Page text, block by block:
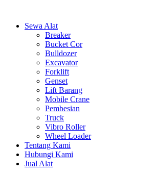
Sewa Alat
Breaker
Bucket Cor
Bulldozer
Excavator
Forklift
Genset
Lift Barang
Mobile Crane
Pembesian
Truck
Vibro Roller
Wheel Loader
Tentang Kami
Hubungi Kami
Jual Alat